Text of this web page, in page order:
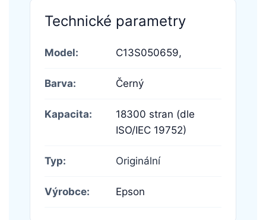
Technické parametry
Model: C13S050659,
Barva: Černý
Kapacita:
18300 stran (dle
ISO/IEC 19752)
Typ: Originální
Výrobce: Epson